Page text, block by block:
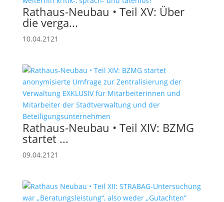
Rathaus-Neubau • Teil XV: Über
die verga...
10.04.2121
Rathaus-Neubau • Teil XIV: BZMG
startet ...
09.04.2121